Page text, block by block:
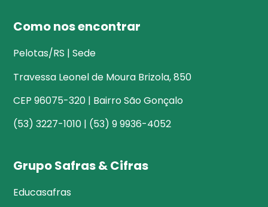
Como nos encontrar
Pelotas/RS | Sede
Travessa Leonel de Moura Brizola, 850
CEP 96075-320 | Bairro São Gonçalo
(53) 3227-1010 | (53) 9 9936-4052
Grupo Safras & Cifras
Educasafras